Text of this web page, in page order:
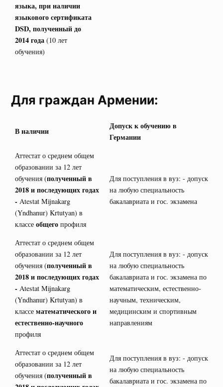
языка, при наличии
языкового сертификата
DSD, полученный до
2014 года(10 лет
обучения)
Для граждан Армении:
В наличии
Допуск к обучению в
Германии
Аттестат о среднем общем
образовании за 12 лет
обучения (полученный в
2018 и последующих годах
- Atestat Mijnakarg
(Yndhanur) Krtutyan) в
классе общегопрофиля
Для поступления в вуз: - допуск
на любую специальность
бакалавриата и гос. экзамена
Аттестат о среднем общем
образовании за 12 лет
обучения (полученный в
2018 и последующих годах
- Atestat Mijnakarg
(Yndhanur) Krtutyan) в
классе математического и
естественно-научного
профиля
Для поступления в вуз: - допуск
на любую специальность
бакалавриата и гос. экзамена по
математическим, естественно-
научным, техническим,
медицинским и спортивным
направлениям
Аттестат о среднем общем
образовании за 12 лет
обучения (полученный в
Для поступления в вуз: - допуск
на любую специальность
бакалавриата и гос. экзамена по